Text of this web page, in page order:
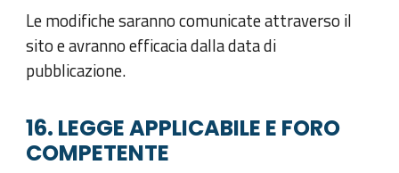
Le modifiche saranno comunicate attraverso il
sito e avranno efficacia dalla data di
pubblicazione.
16. LEGGE APPLICABILE E FORO
COMPETENTE